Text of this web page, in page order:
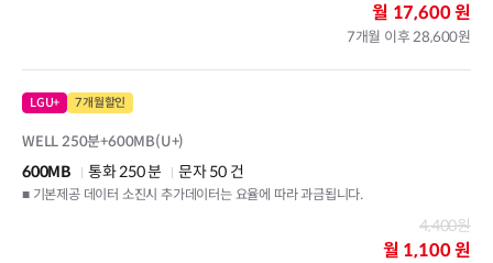
월 17,600 원
7개월 이후 28,600원
LGU+ 7개월할인
WELL 250분+600MB(U+)
600MB 통화 250 분
문자 50 건
■ 기본제공 데이터 소진시 추가데이터는 요율에 따라 과금됩니다.
4,400원
월 1,100 원